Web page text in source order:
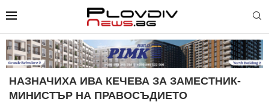
НАЗНАЧИХА ИВА КЕЧЕВА ЗА ЗАМЕСТНИК-
МИНИСТЪР НА ПРАВОСЪДИЕТО